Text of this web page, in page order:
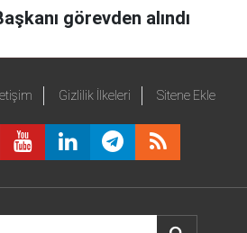
görevden alındı
Gizlilik İlkeleri Sitene Ekle